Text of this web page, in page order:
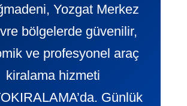
Yozgat Merkez
bölgelerde güvenilir,
ve profesyonel araç
kiralama hizmeti
Günlük